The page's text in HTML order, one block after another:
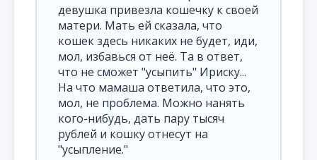
девушка привезла кошечку к своей
матери. Мать ей сказала, что
кошек здесь никаких не будет, иди,
мол, избавься от неё. Та в ответ,
что не сможет "усыпить" Ириску...
На что мамаша ответила, что это,
мол, не проблема. Можно нанять
кого-нибудь, дать пару тысяч
рублей и кошку отнесут на
"усыпление."